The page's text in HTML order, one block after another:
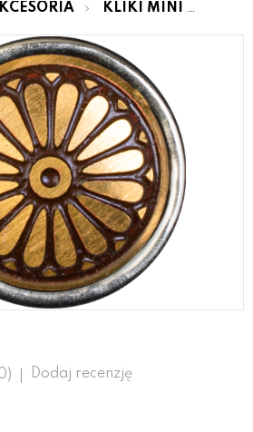
KLIKI MINI
) Dodaj recenzję